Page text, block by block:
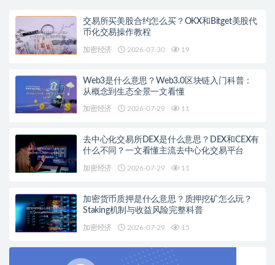
交易所买美股合约怎么买？OKX和Bitget美股代
币化交易操作教程
加密经济 2026-07-30 19
Web3是什么意思？Web3.0区块链入门科普：
从概念到生态全景一文看懂
加密经济 2026-07-29 11
去中心化交易所DEX是什么意思？DEX和CEX有
什么不同？一文看懂主流去中心化交易平台
加密经济 2026-07-29 11
加密货币质押是什么意思？质押挖矿怎么玩？
Staking机制与收益风险完整科普
加密经济 2026-07-29 15